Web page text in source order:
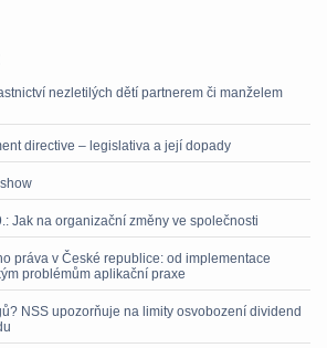
nezletilých dětí partnerem či manželem
directive – legislativa a její dopady
Jak na organizační změny ve společnosti
práva v České republice: od implementace
problémům aplikační praxe
NSS upozorňuje na limity osvobození dividend